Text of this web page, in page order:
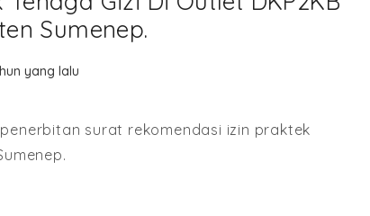
Sumenep.
yang lalu
surat rekomendasi izin praktek